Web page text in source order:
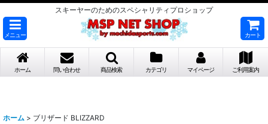
スキーヤーのためのスペシャリティプロショップ
メニュー カート
ホーム 問い合わせ 商品検索 カテゴリ マイページ ご利用案内
ホーム > ブリザード BLIZZARD